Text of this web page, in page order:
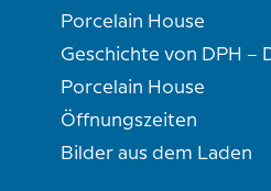
Porcelain House
Geschichte von DPH –
Porcelain House
Öffnungszeiten
Bilder aus dem Laden